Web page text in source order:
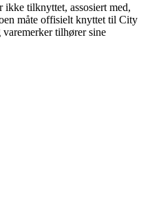
ikke tilknyttet, assosiert med,
måte offisielt knyttet til City
tilhører sine